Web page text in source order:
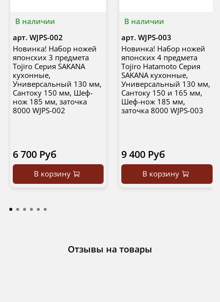
В наличии
арт. WJPS-002
Новинка! Набор ножей
японских 3 предмета
Tojiro Серия SAKANA
кухонные,
Универсальный 130 мм,
Сантоку 150 мм, Шеф-
нож 185 мм, заточка
8000 WJPS-002
6 700 Руб
В корзину
В наличии
арт. WJPS-003
Новинка! Набор ножей
японских 4 предмета
Tojiro Hatamoto Серия
SAKANA кухонные,
Универсальный 130 мм,
Сантоку 150 и 165 мм,
Шеф-нож 185 мм,
заточка 8000 WJPS-003
9 400 Руб
В корзину
Отзывы на товары